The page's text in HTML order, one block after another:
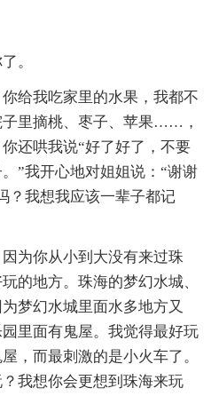
。
给我吃家里的水果，我都不
里摘桃、枣子、苹果……，
还哄我说“好了好了，不要
”我开心地对姐姐说：“谢谢
？我想我应该一辈子都记
为你从小到大没有来过珠
的地方。珠海的梦幻水城、
梦幻水城里面水多地方又
里面有鬼屋。我觉得最好玩
，而最刺激的是小火车了。
我想你会更想到珠海来玩